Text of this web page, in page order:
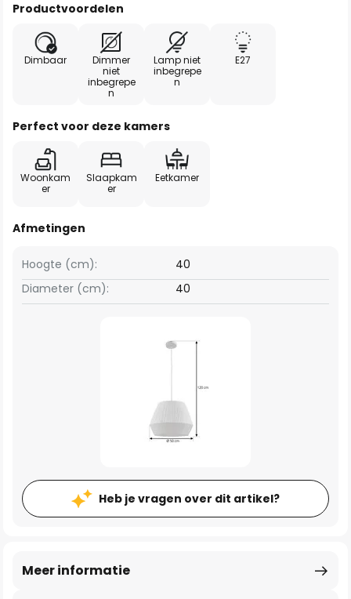
Productvoordelen
Dimbaar
Dimmer
niet
inbegrepe
n
Lamp niet
inbegrepe
n
E27
Perfect voor deze kamers
Woonkam
er
Slaapkam
er
Eetkamer
Afmetingen
Hoogte (cm):
40
Diameter (cm):
40
Heb je vragen over dit artikel?
Meer informatie